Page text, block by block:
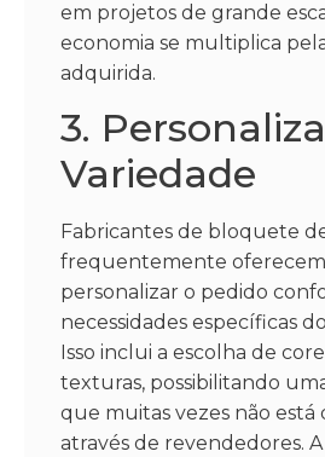
em projetos de grande
economia se multiplica
adquirida.
3.
Variedade
Fabricantes de bloquete
frequentemente oferecem
personalizar o pedido
necessidades específicas
Isso inclui a escolha de
texturas, possibilitando
que muitas vezes não está
através de revendedores.